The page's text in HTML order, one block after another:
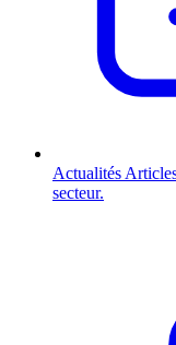
Actualités
secteur.